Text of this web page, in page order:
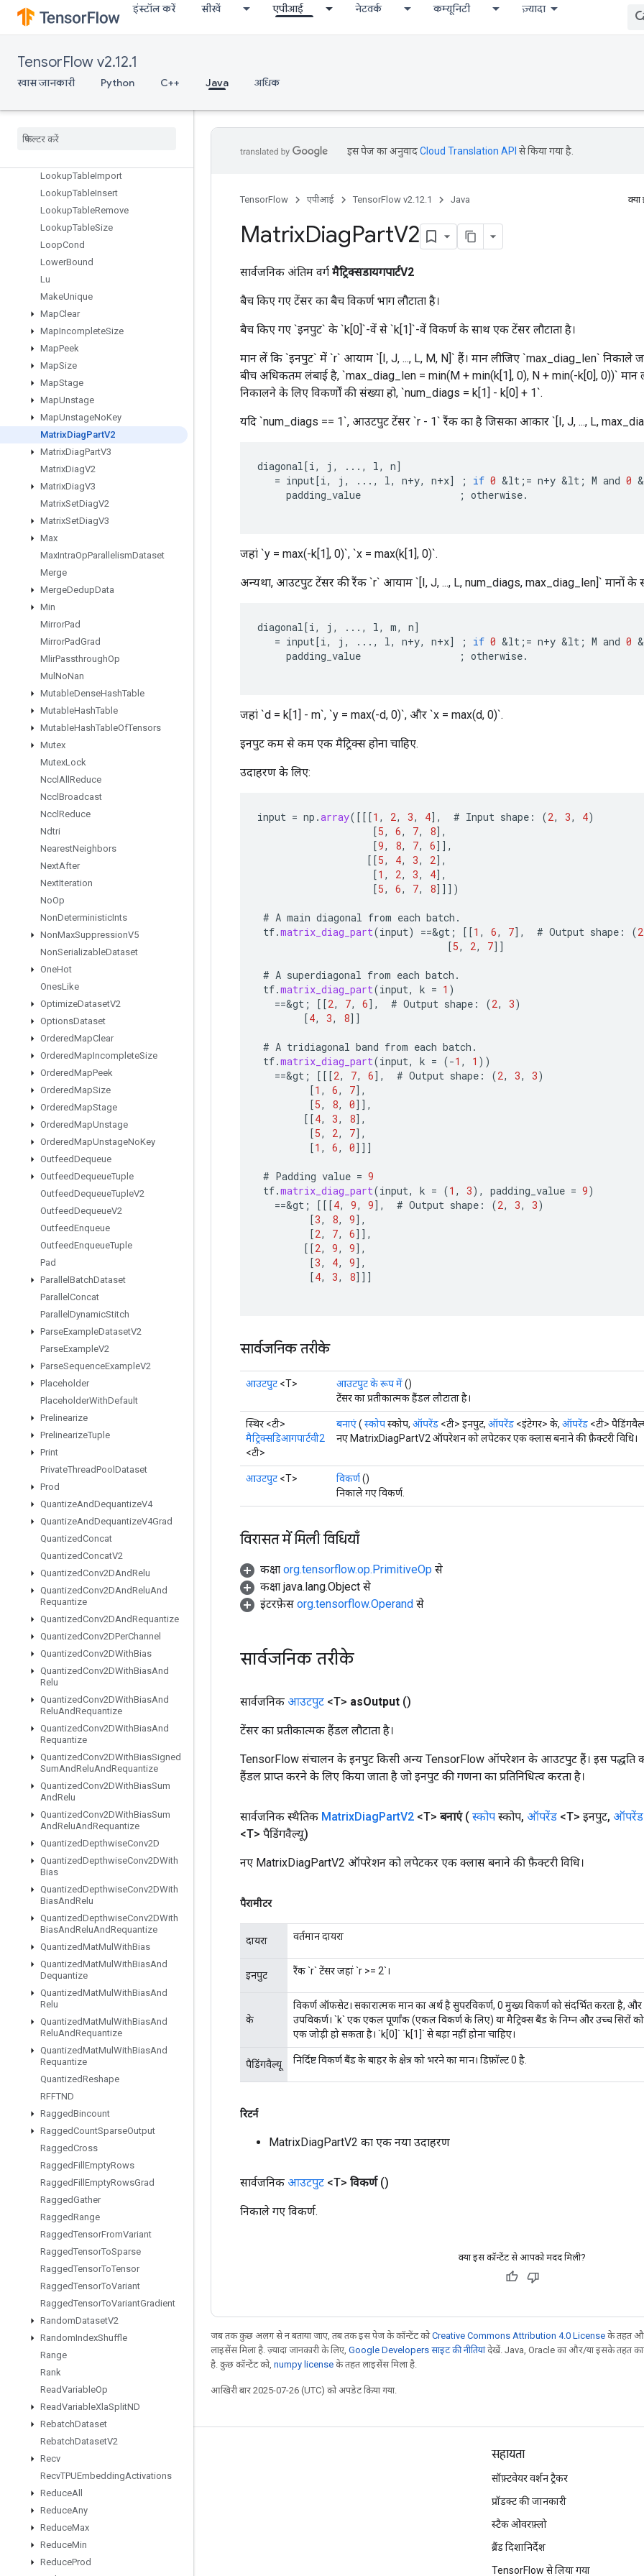
इंस्टॉल करें सीखें एपीआई नेटवर्क कम्यूनिटी ज़्यादा
TensorFlow v2.12.1
खास जानकारी Python C++ Java अधिक
LoadTPUEmbeddingFrequencyEstimatorParameters
LoadTPUEmbeddingMDLAdagradLightParameters
LoadTPUEmbeddingProximalAdagradParameters
LoadTPUEmbeddingProximalYogiParameters
LoadTPUEmbeddingStochastic
Lookup
LookupTableImport
LookupTableInsert
LookupTableRemove
LookupTableSize
LoopCond
LowerBound
Lu
MakeUnique
MapClear
MapIncompleteSize
MapPeek
MapSize
MapStage
MapUnstage
MapUnstageNoKey
MatrixDiagPartV2
MatrixDiagPartV3
MatrixDiagV2
MatrixDiagV3
MatrixSetDiagV2
MatrixSetDiagV3
Max
MaxIntraOpParallelismDataset
Merge
MergeDedupData
Min
MirrorPad
MirrorPadGrad
MlirPassthroughOp
Mul NoNan
MutableDenseHashTable
MutableHashTable
MutableHashTableOfTensors
Mutex
MutexLock
Nccl All Reduce
Nccl Broadcast
Nccl Reduce
Ndtri
NearestNeighbors
NextAfter
NextIteration
NoOp
NonDeterministicInts
NonMaxSuppressionV5
NonSerializableDataset
OneHot
OnesLike
OptimizeDatasetV2
OptionsDataset
OrderedMapClear
OrderedMapIncompleteSize
OrderedMapPeek
OrderedMapSize
OrderedMapStage
OrderedMapUnstage
OrderedMapUnstageNoKey
OutfeedDequeue
OutfeedDequeueTuple
OutfeedDequeueTupleV2
OutfeedDequeueV2
OutfeedEnqueue
OutfeedEnqueueTuple
Pad
Parallel BatchDataset
Parallel Concat
Parallel DynamicStitch
ParseExampleDatasetV2
ParseExampleV2
ParseSequenceExampleV2
Placeholder
PlaceholderWithDefault
Prelinearize
PrelinearizeTuple
Print
PrivateThreadPool Dataset
Prod
QuantizeAndDequantizeV4
QuantizeAndDequantizeV4Grad
QuantizedConcat
QuantizedConcatV2
QuantizedConv2DAndRelu
QuantizedConv2DAndReluAnd
Requantize
QuantizedConv2DAndRequantize
QuantizedConv2DPerChannel
QuantizedConv2DWithBias
QuantizedConv2DWithBiasAnd
Relu
QuantizedConv2DWithBiasAnd
ReluAndRequantize
QuantizedConv2DWithBiasAnd
Requantize
QuantizedConv2DWithBiasSigned
SumAndReluAndRequantize
QuantizedConv2DWithBiasSum
AndRelu
QuantizedConv2DWithBiasSum
AndReluAndRequantize
QuantizedDepthwiseConv2D
QuantizedDepthwiseConv2DWith
Bias
QuantizedDepthwiseConv2DWith
BiasAndRelu
QuantizedDepthwiseConv2DWith
BiasAndReluAndRequantize
QuantizedMatMul WithBias
QuantizedMatMul WithBiasAnd
Dequantize
QuantizedMatMul WithBiasAnd
Relu
QuantizedMatMul WithBiasAnd
ReluAndRequantize
QuantizedMatMul WithBiasAnd
Requantize
QuantizedReshape
RFFTND
RaggedBincount
RaggedCountSparseOutput
RaggedCross
RaggedFill EmptyRows
RaggedFill EmptyRowsGrad
RaggedGather
RaggedRange
RaggedTensorFromVariant
RaggedTensorToSparse
RaggedTensorToTensor
RaggedTensorToVariant
RaggedTensorToVariantGradient
RandomDatasetV2
RandomIndexShuffle
Range
Rank
ReadVariableOp
ReadVariableXlaSplitND
RebatchDataset
RebatchDatasetV2
Recv
RecvTPUEmbeddingActivations
ReduceAll
ReduceAny
ReduceMax
ReduceMin
ReduceProd
इस पेज का अनुवादCloud Translation API से किया गया है.
TensorFlow एपीआई TensorFlow v2.12.1 Java
MatrixDiagPartV2
सार्वजनिक अंतिम वर्ग मैट्रिक्सडायगपार्टV2
बैच किए गए टेंसर का बैच विकर्ण भाग लौटाता है।
बैच किए गए `इनपुट` के `k[0]`-वें से `k[1]`-वें विकर्ण के साथ एक टेंसर लौटाता है।
मान लें कि `इनपुट` में `r` आयाम `[I, J, ..., L, M, N]` हैं। मान लीजिए `max_diag_len` निकाले
बीच अधिकतम लंबाई है, `max_diag_len = min(M + min(k[1], 0), N + min(-k[0], 0))` मान
निकालने के लिए विकर्णों की संख्या हो, `num_diags = k[1] - k[0] + 1`.
यदि `num_diags == 1`, आउटपुट टेंसर `r - 1` रैंक का है जिसका आकार `[I, J, ..., L,
diagonal[i, j , ..., l, n]
= input[i, j , ..., l, n+y, n+x] ; if 0 &lt ; = n+y &lt ; M and 0 &
padding_value
; otherwise.
जहां `y = max(-k[1], 0)`, `x = max(k[1], 0)`.
अन्यथा, आउटपुट टेंसर की रैंक `r` आयाम `[I, J, ..., L, num_diags, max_diag_len]` मानों के
diagonal[i, j , ..., l, m, n]
= input[i, j , ..., l, n+y, n+x] ; if 0 &lt ; = n+y &lt ; M and 0 &
padding_value
; otherwise.
जहां `d = k[1] - m`, `y = max(-d, 0)`, और `x = max(d, 0)`.
इनपुट कम से कम एक मैट्रिक्स होना चाहिए.
उदाहरण के लिए:
input = np .array( [[[1 , 2, 3, 4] , # Input shape : (2, 3, 4)
[5, 6, 7, 8] ,
[9, 8, 7, 6]] ,
[[5, 4, 3, 2] ,
[1 , 2, 3, 4] ,
[5, 6, 7, 8]]] )
# A main diagonal from each batch .
tf.matrix_diag_part(input) ==&gt ; [[1 , 6, 7] , # Output shape : (2
[5, 2, 7]]
# A superdiagonal from each batch .
tf.matrix_diag_part(input, k = 1 )
==&gt ; [[2, 7, 6] , # Output shape : (2, 3)
[4, 3, 8]]
# A tridiagonal band from each batch .
tf.matrix_diag_part(input, k = (-1 , 1 ))
==&gt ; [[[2, 7, 6] , # Output shape : (2, 3, 3)
[1 , 6, 7] ,
[5, 8, 0]] ,
[[4, 3, 8] ,
[5, 2, 7] ,
[1 , 6, 0]]]
# Padding value = 9
tf.matrix_diag_part(input, k = (1 , 3), padding_value = 9)
==&gt ; [[[4, 9, 9] , # Output shape : (2, 3, 3)
[3, 8, 9] ,
[2, 7, 6]] ,
[[2, 9, 9] ,
[3, 4, 9] ,
[4, 3, 8]]]
सार्वजनिक तरीके
आउटपुट <T> आउटपुट के रूप में()
टेंसर का प्रतीकात्मक हैंडल लौटाता है।
स्थिर <टी>
मैट्रिक्सडिआगपार्टवी2
<टी>
बनाएं( स्कोपस्कोप, ऑपरेंड <टी> इनपुट, ऑपरेंड <इंटेगर> के, ऑपरेंड <टी>
नए MatrixDiagPartV2 ऑपरेशन को लपेटकर एक क्लास बनाने की फ़ैक्टरी विधि।
आउटपुट <T> विकर्ण()
निकाले गए विकर्ण.
विरासत में मिली विधियाँ
कक्षा org.tensorflow.op.PrimitiveOp से
कक्षा java.lang.Object से
इंटरफ़ेस org.tensorflow.Operand से
सार्वजनिक तरीके
सार्वजनिक आउटपुट <T> asOutput ()
टेंसर का प्रतीकात्मक हैंडल लौटाता है।
TensorFlow संचालन के इनपुट किसी अन्य TensorFlow ऑपरेशन के आउटपुट हैं। इस पद्धति
हैंडल प्राप्त करने के लिए किया जाता है जो इनपुट की गणना का प्रतिनिधित्व करता है।
सार्वजनिक स्थैतिक MatrixDiagPartV2 <T> बनाएं ( स्कोप स्कोप, ऑपरेंड <T> इनपुट, ऑपरेंड
<T> पैडिंगवैल्यू)
नए MatrixDiagPartV2 ऑपरेशन को लपेटकर एक क्लास बनाने की फ़ैक्टरी विधि।
पैरामीटर
दायरा वर्तमान दायरा
इनपुट रैंक `r` टेंसर जहां `r >= 2`।
के
विकर्ण ऑफसेट। सकारात्मक मान का अर्थ है सुपरविकर्ण, 0 मुख्य विकर्ण को संदर्भित करता है, और
उपविकर्ण। `k` एक एकल पूर्णांक (एकल विकर्ण के लिए) या मैट्रिक्स बैंड के निम्न और उच्च सिरों को
एक जोड़ी हो सकता है। `k[0]` `k[1]` से बड़ा नहीं होना चाहिए।
पैडिंगवैल्यू निर्दिष्ट विकर्ण बैंड के बाहर के क्षेत्र को भरने का मान। डिफ़ॉल्ट 0 है.
रिटर्न
MatrixDiagPartV2 का एक नया उदाहरण
सार्वजनिक आउटपुट <T> विकर्ण ()
निकाले गए विकर्ण.
क्या इस कॉन्टेंट से आपको मदद मिली?
जब तक कुछ अलग से न बताया जाए, तब तक इस पेज के कॉन्टेंट कोCreative Commons Attribution 4.0 License के तहत
लाइसेंस मिला है. ज़्यादा जानकारी के लिए, Google Developers साइट की नीतियांदेखें. Java, Oracle का और/या इसके तहत काम
है. कुछ कॉन्टेंट को, numpy license के तहत लाइसेंस मिला है.
आखिरी बार 2025-07-26 (UTC) को अपडेट किया गया.
जुड़े रहें
GitHub
Twitter
सहायता
सॉफ़्टवेयर वर्शन ट्रैकर
प्रॉडक्ट की जानकारी
स्टैक ओवरफ़्लो
ब्रैंड दिशानिर्देश
TensorFlow से लिया गया